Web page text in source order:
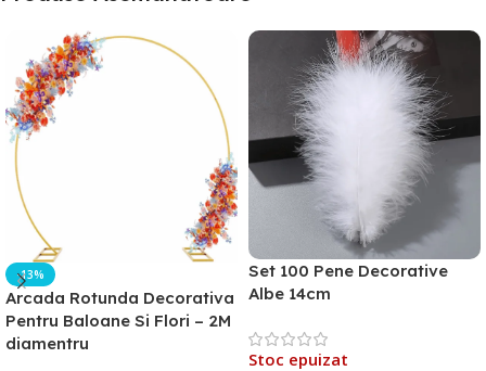
-13%
Arcada Rotunda Decorativa
Pentru Baloane Si Flori – 2M
diamentru
Set 100 Pene Decorative
Albe 14cm
Stoc epuizat